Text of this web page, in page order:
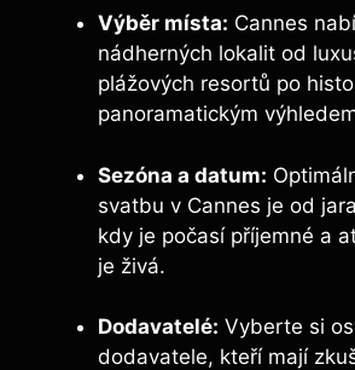
Výběr místa: Cannes
nádherných lokalit od
plážových resortů po
panoramatickým
Sezóna a datum:
svatbu v Cannes je od
kdy je počasí příjemné a
je živá.
Dodavatelé: Vyberte si
dodavatele, kteří mají